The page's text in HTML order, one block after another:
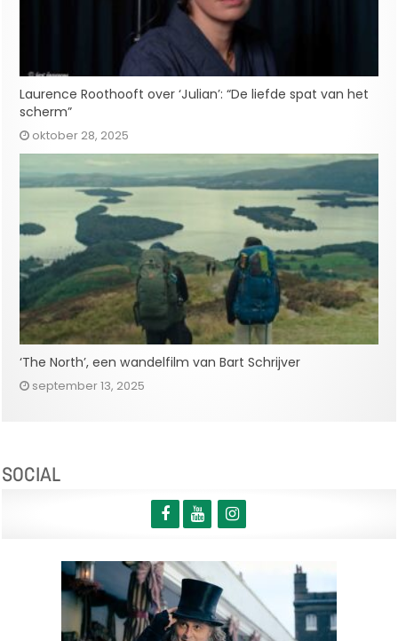
Laurence Roothooft over ‘Julian’: “De liefde spat van het
scherm”
oktober 28, 2025
‘The North’, een wandelfilm van Bart Schrijver
september 13, 2025
SOCIAL